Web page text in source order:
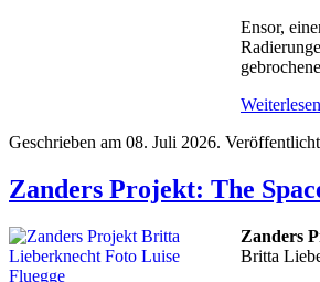
Ensor,
Weiterlesen
Geschrieben am 08. Juli 2026.
Zanders Projekt: The
Zanders
Britta